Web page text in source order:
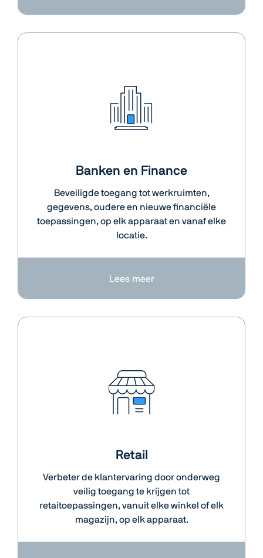
Banken en Finance
Beveiligde toegang tot werkruimten,
gegevens, oudere en nieuwe financiële
toepassingen, op elk apparaat en vanaf elke
locatie.
Lees meer
Retail
Verbeter de klantervaring door onderweg
veilig toegang te krijgen tot
retaitoepassingen, vanuit elke winkel of elk
magazijn, op elk apparaat.